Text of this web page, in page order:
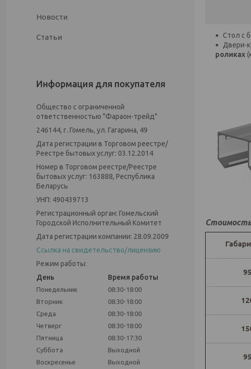
Стол с
Двери-
роликах
Новости
Статьи
Информация для покупателя
Общество с ограниченной
ответственностью "Фараон-трейд"
246144, г. Гомель, ул. Гагарина, 49
Дата регистрации в Торговом реестре/
Реестре бытовых услуг: 03.12.2014
Номер в Торговом реестре/Реестре
бытовых услуг: 163888, Республика
Беларусь
УНП: 490439713
Регистрационный орган: Гомельский
Городской Исполнительный Комитет
Дата регистрации компании: 28.09.2009
Ссылка на свидетельство/лицензию
Режим работы:
День
Время работы
Понедельник
08:30-18:00
Вторник
08:30-18:00
Среда
08:30-18:00
Четверг
08:30-18:00
Пятница
08:30-17:30
Суббота
Выходной
Воскресенье
Выходной